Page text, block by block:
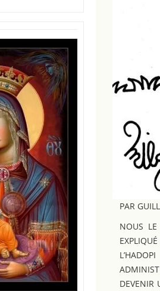
PAR
NOUS
DEVENIR